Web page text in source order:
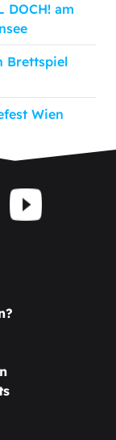
DOCH! am
Brettspiel
Wien